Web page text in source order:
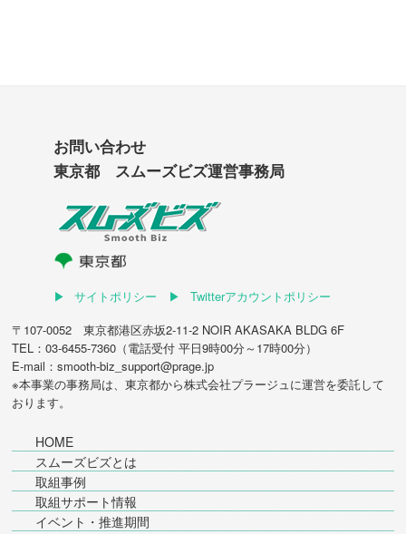
お問い合わせ
東京都 スムーズビズ運営事務局
サイトポリシー
Twitterアカウントポリシー
〒107-0052 東京都港区赤坂2-11-2 NOIR AKASAKA BLDG 6F
TEL：03-6455-7360（電話受付 平日9時00分～17時00分）
E-mail：smooth-biz_support@prage.jp
※本事業の事務局は、東京都から株式会社プラージュに運営を委託して
おります。
HOME
スムーズビズとは
取組事例
取組サポート情報
イベント・推進期間